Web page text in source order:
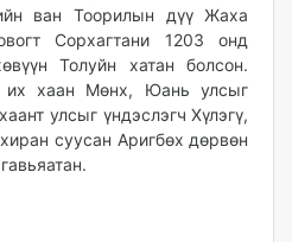
ван Тоорилын дүү Жаха
Сорхагтани 1203 онд
Толуйн хатан болсон.
их хаан Мөнх, Юань улсыг
улсыг үндэслэгч Хүлэгү,
суусан Аригбөх дөрвөн